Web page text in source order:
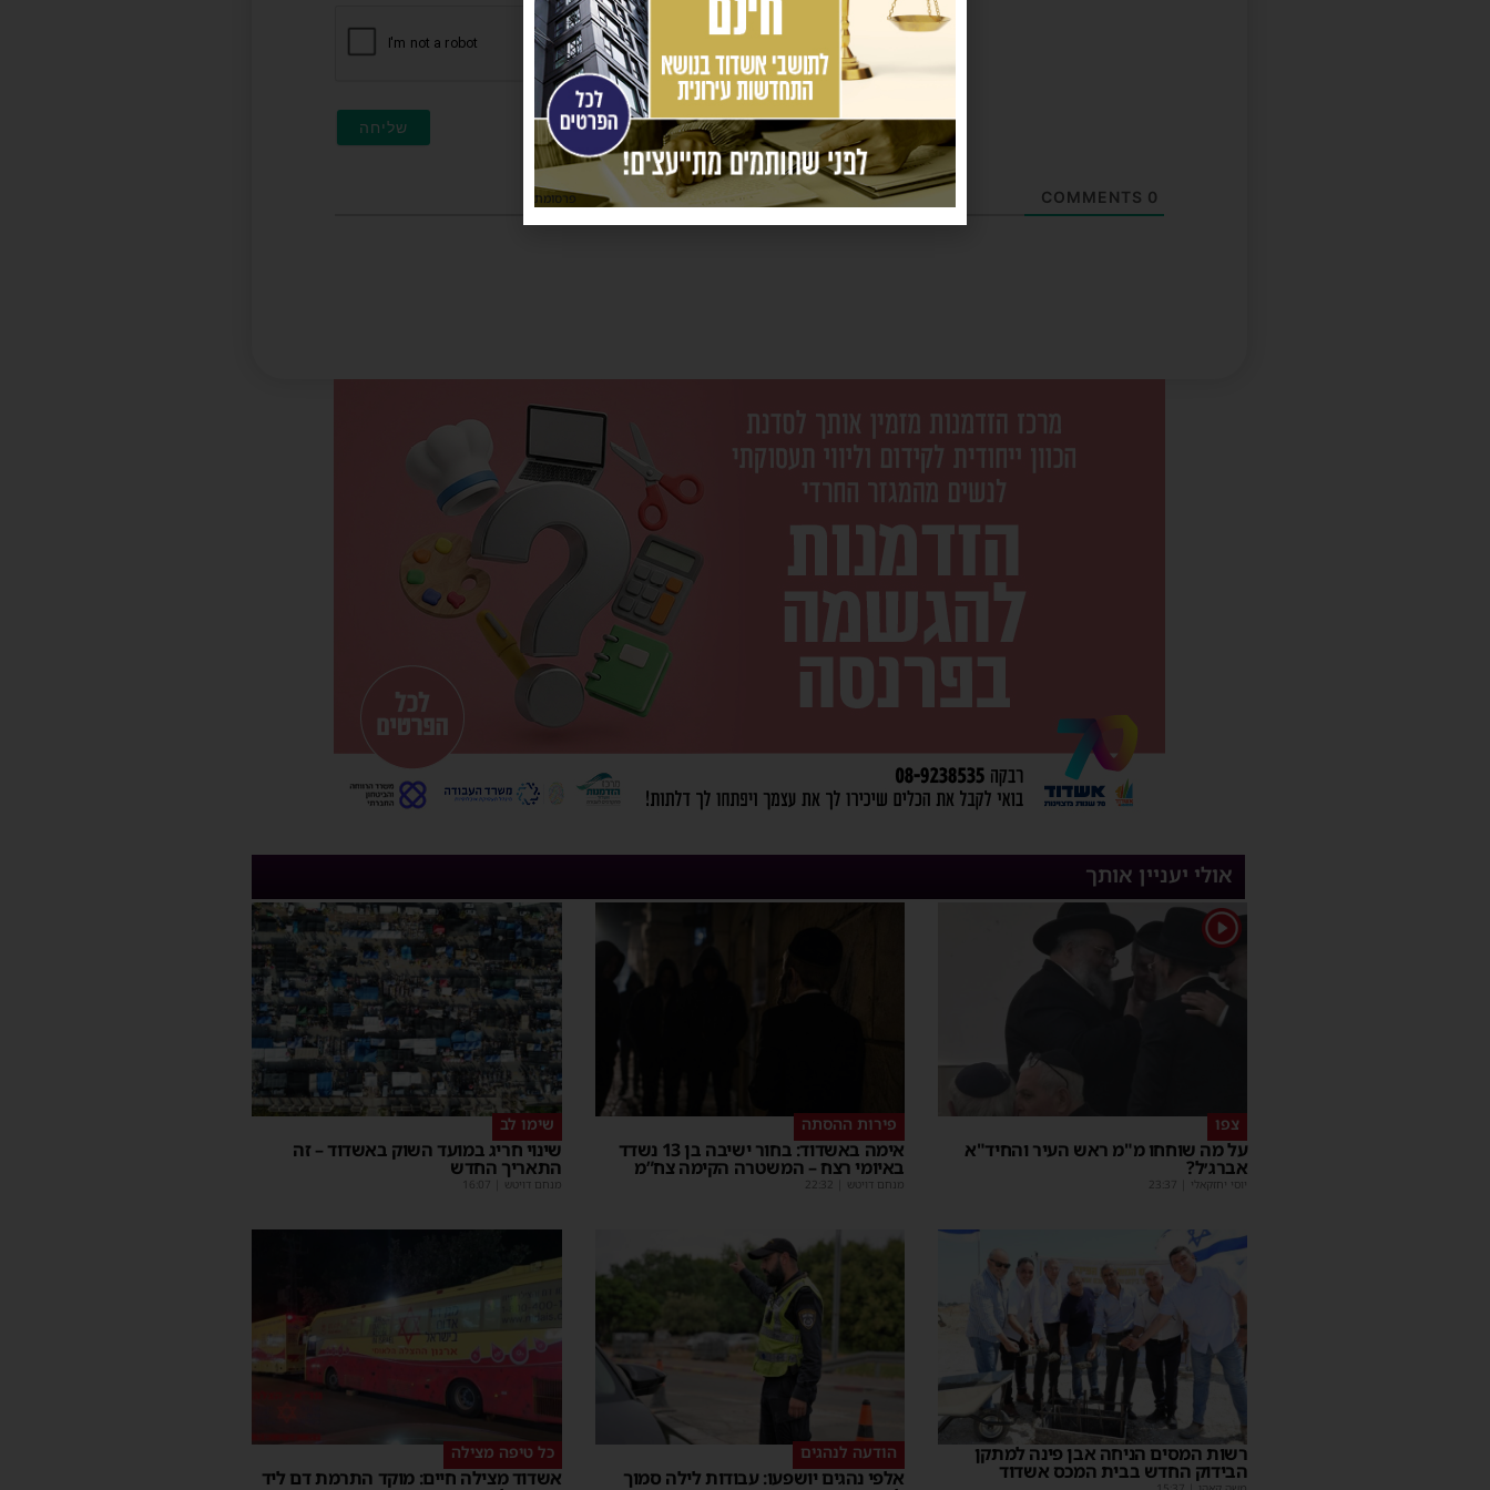
0
אולי יעניין אותך
1
צפו
על מה שוחחו מ"מ ראש העיר והחיד"א
אברג׳ל?
יוסי יחזקאלי 23:37
פירות ההסתה
אימה באשדוד: בחור ישיבה בן 13 נשדד
באיומי רצח – המשטרה הקימה צח”מ
מנחם דויטש 22:32
שימו לב
שינוי חריג במועד השוק באשדוד – זה
התאריך החדש
מנחם דויטש 16:07
רשות המסים הניחה אבן פינה למתקן
הבידוק החדש בבית המכס אשדוד
הודעה לנהגים
אלפי נהגים יושפעו: עבודות לילה סמוך
כל טיפה מצילה
אשדוד מצילה חיים: מוקד התרמת דם ליד
פרסומת